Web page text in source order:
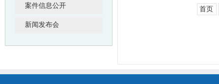
案件信息公开
新闻发布会
首页